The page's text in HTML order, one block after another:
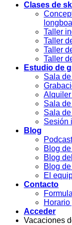
Clases de
Taller
Taller
Taller
Taller
Estudio de
Sala
Sala de
Sala
Sesión
Blog
Podcast
Blog
Blog
Blog
El
Contacto
Acceder
Vacaciones